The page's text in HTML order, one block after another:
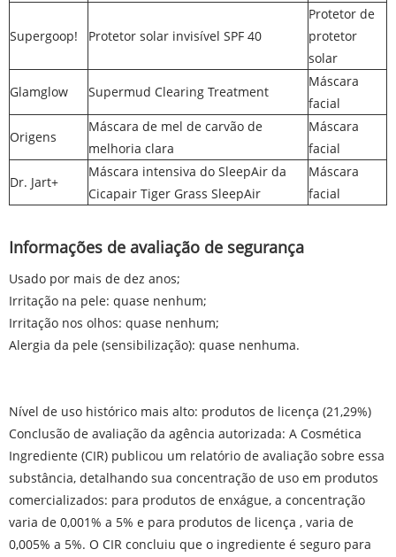
Supergoop! Protetor solar invisível SPF 40
Protetor de
protetor
solar
Glamglow
Supermud Clearing Treatment
Máscara
facial
Origens
Máscara de mel de carvão de
melhoria clara
Máscara
facial
Dr. Jart+
Máscara intensiva do SleepAir da
Cicapair Tiger Grass SleepAir
Máscara
facial
Informações de avaliação de segurança
Usado por mais de dez anos;
Irritação na pele: quase nenhum;
Irritação nos olhos: quase nenhum;
Alergia da pele (sensibilização): quase nenhuma.
Nível de uso histórico mais alto: produtos de licença (21,29%)
Conclusão de avaliação da agência autorizada: A Cosmética
Ingrediente (CIR) publicou um relatório de avaliação sobre essa
substância, detalhando sua concentração de uso em produtos
comercializados: para produtos de enxágue, a concentração
varia de 0,001% a 5% e para produtos de licença , varia de
0,005% a 5%. O CIR concluiu que o ingrediente é seguro para